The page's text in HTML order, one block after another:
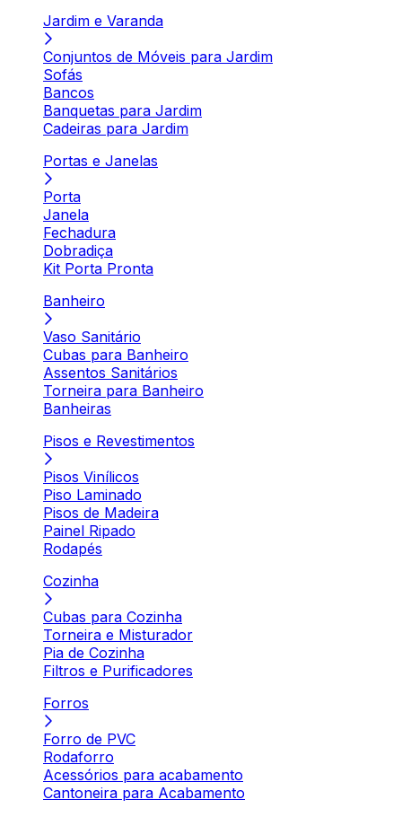
Jardim e Varanda
Conjuntos de Móveis para Jardim
Sofás
Bancos
Banquetas para Jardim
Cadeiras para Jardim
Portas e Janelas
Porta
Janela
Fechadura
Dobradiça
Kit Porta Pronta
Banheiro
Vaso Sanitário
Cubas para Banheiro
Assentos Sanitários
Torneira para Banheiro
Banheiras
Pisos e Revestimentos
Pisos Vinílicos
Piso Laminado
Pisos de Madeira
Painel Ripado
Rodapés
Cozinha
Cubas para Cozinha
Torneira e Misturador
Pia de Cozinha
Filtros e Purificadores
Forros
Forro de PVC
Rodaforro
Acessórios para acabamento
Cantoneira para Acabamento